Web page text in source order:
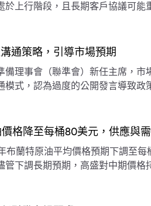
上行階段，且長期客戶協議可能
。
通策略，引導市場預期
備理事會（聯準會）新任主席，市
式，認為過度的公開發言導致政
頻率，目標是減少對預期市場信
格降至每桶80美元，供應與
布蘭特原油平均價格預期下調至
下調長期預期，高盛對中期價格
行認為，美國、巴西、圭亞那、委